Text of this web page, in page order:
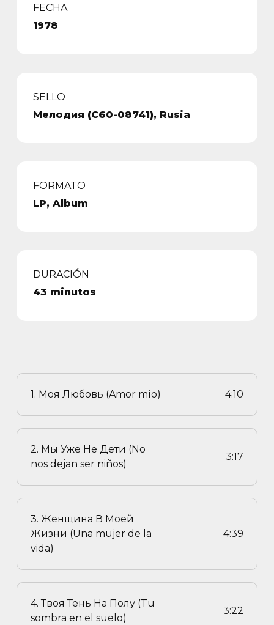
FECHA
1978
SELLO
Мелодия (С60-08741), Rusia
FORMATO
LP, Album
DURACIÓN
43 minutos
1. Моя Любовь (Amor mío) 4:10
2. Мы Уже Не Дети (No
nos dejan ser niños)
3:17
3. Женщина В Моей
Жизни (Una mujer de la
vida)
4:39
4. Твоя Тень На Полу (Tu
sombra en el suelo)
3:22